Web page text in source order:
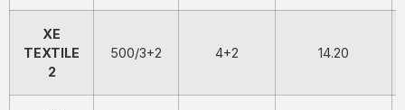
XE
TEXTILE
2
500/3+2 4+2 14.20